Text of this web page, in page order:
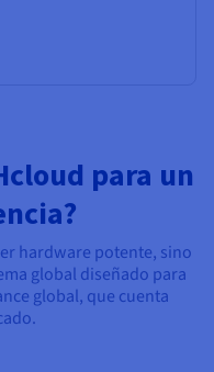
para un
hardware potente, sino
global diseñado para
global, que cuenta